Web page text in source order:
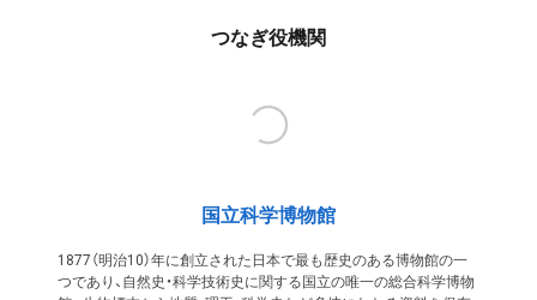
つなぎ役機関
国立科学博物館
1877（明治10）年に創立された日本で最も歴史のある博物館の一
つであり、自然史・科学技術史に関する国立の唯一の総合科学博物